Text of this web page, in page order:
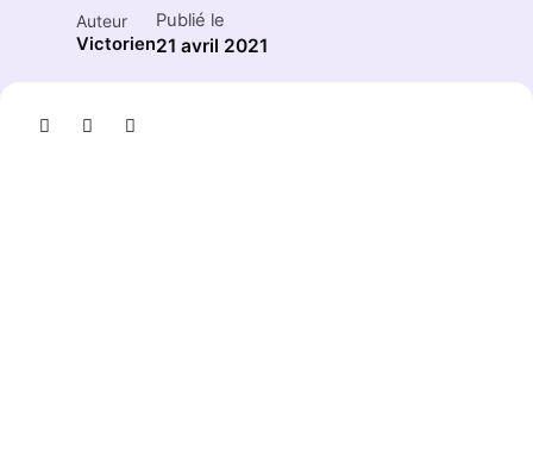
Auteur
Victorien
Publié le
21 avril 2021